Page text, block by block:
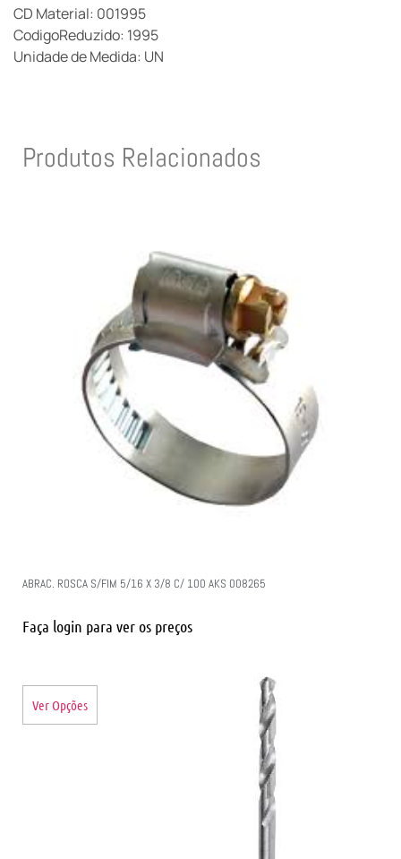
CD Material: 001995
CodigoReduzido: 1995
Unidade de Medida: UN
Produtos Relacionados
ABRAC. ROSCA S/FIM 5/16 X 3/8 C/ 100 AKS 008265
Faça login para ver os preços
Ver Opções